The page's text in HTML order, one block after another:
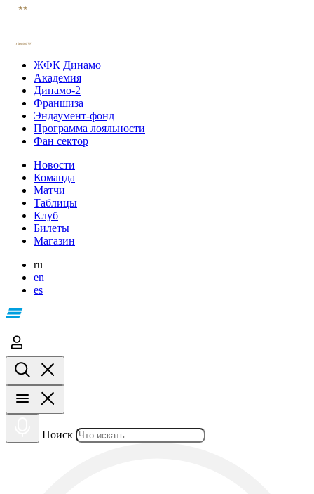
ЖФК Динамо
Академия
Динамо-2
Франшиза
Эндаумент-фонд
Программа лояльности
Фан сектор
Новости
Команда
Матчи
Таблицы
Клуб
Билеты
Магазин
ru
en
es
Поиск